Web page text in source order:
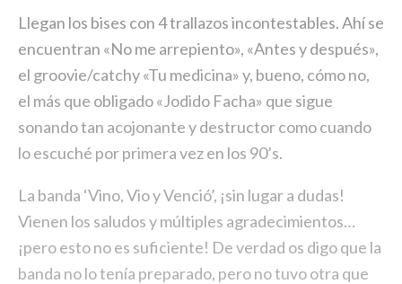
Llegan los bises con 4 trallazos incontestables. Ahí se
encuentran «No me arrepiento», «Antes y después»,
el groovie/catchy «Tu medicina» y, bueno, cómo no,
el más que obligado «Jodido Facha» que sigue
sonando tan acojonante y destructor como cuando
lo escuché por primera vez en los 90’s.
La banda ‘Vino, Vio y Venció’, ¡sin lugar a dudas!
Vienen los saludos y múltiples agradecimientos…
¡pero esto no es suficiente! De verdad os digo que la
banda no lo tenía preparado, pero no tuvo otra que